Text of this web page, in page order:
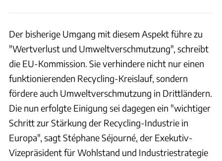
Der bisherige Umgang mit diesem Aspekt führe zu
"Wertverlust und Umweltverschmutzung", schreibt
die EU-Kommission. Sie verhindere nicht nur einen
funktionierenden Recycling-Kreislauf, sondern
fördere auch Umweltverschmutzung in Drittländern.
Die nun erfolgte Einigung sei dagegen ein "wichtiger
Schritt zur Stärkung der Recycling-Industrie in
Europa", sagt Stéphane Séjourné, der Exekutiv-
Vizepräsident für Wohlstand und Industriestrategie